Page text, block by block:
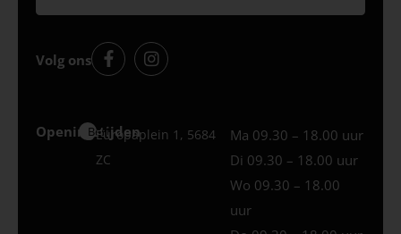
Volg ons
Openingstijden
Best
Europaplein 1, 5684
ZC
Ma 09.30 – 18.00 uur
Di 09.30 – 18.00 uur
Wo 09.30 – 18.00
uur